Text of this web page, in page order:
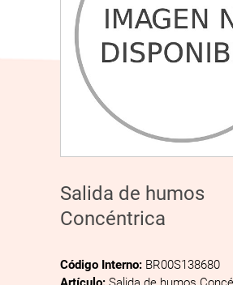
Salida de humos
Concéntrica
Código Interno: BR00S138680